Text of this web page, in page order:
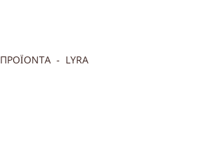
ΠΡΟΪΟΝΤΑ LYRA